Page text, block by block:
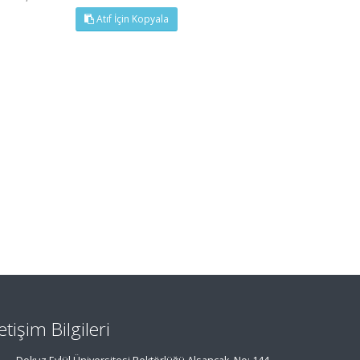
Atıf İçin Kopyala
Bilgileri